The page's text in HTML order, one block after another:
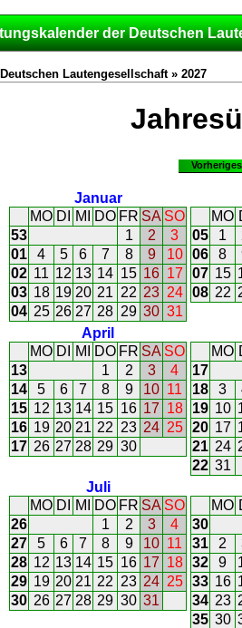
der Deutschen
Lautengesellschaft » 2027
Januar
MO DI MI DO FR SA SO
53
1 2
3
01
4 5 6 7 8 9
10
02 11 12 13 14 15 16 17
03 18 19 20 21 22 23 24
04 25 26 27 28 29 30 31
MO
05
1
06
8
07 15
08 22
April
MO DI MI DO FR SA SO
13
1 2 3
4
14
5 6 7 8 9 10 11
15 12 13 14 15 16 17 18
16 19 20 21 22 23 24 25
17 26 27 28 29 30
MO
17
18
3
19 10
20 17
21 24
22 31
Juli
MO DI MI DO FR SA SO
26
1 2 3
4
27
5 6 7 8 9 10 11
28 12 13 14 15 16 17 18
29 19 20 21 22 23 24 25
30 26 27 28 29 30 31
MO
30
31
2
32
9
33 16
34 23
35 30